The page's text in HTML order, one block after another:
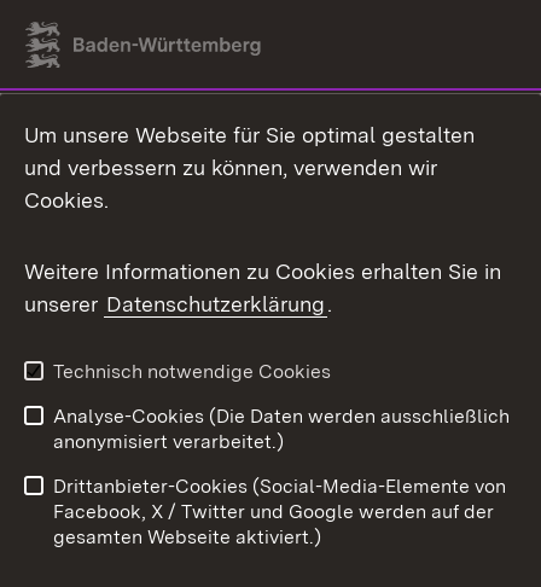
Link zum Landesportal
Um unsere Webseite für Sie optimal gestalten
und verbessern zu können, verwenden wir
Cookies.
Weitere Informationen zu Cookies erhalten Sie in
unserer Datenschutzerklärung.
Technisch notwendige Cookies
Analyse-Cookies (Die Daten werden ausschließlich
anonymisiert verarbeitet.)
Drittanbieter-Cookies (Social-Media-Elemente von
Facebook, X / Twitter und Google werden auf der
gesamten Webseite aktiviert.)